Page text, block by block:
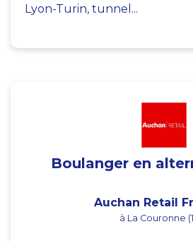
Lyon-Turin, tunnel...
Boulanger en
Auchan Retail
à La Couronne